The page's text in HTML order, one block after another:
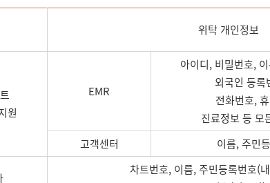
위탁 개인정보
원
EMR
아이디, 비밀번호,
외국인 등
전화번호,
진료정보 등 모
고객센터 이름, 주민
차트번호, 이름, 주민등록번호(